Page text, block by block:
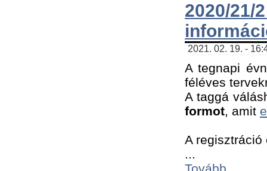
2020/
2021. 02. 19. -
A tegnapi
féléves
A taggá
formot, amit
A
...